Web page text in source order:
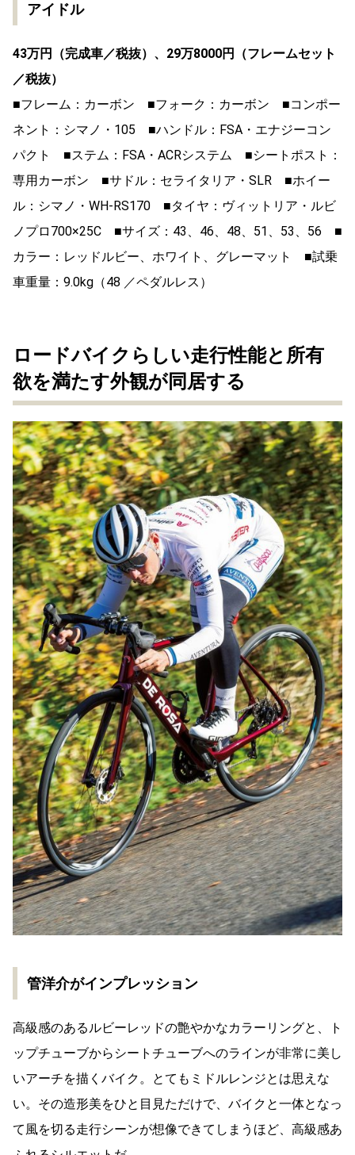
アイドル
43万円（完成車／税抜）、29万8000円（フレームセット
／税抜）
■フレーム：カーボン ■フォーク：カーボン ■コンポー
ネント：シマノ・105 ■ハンドル：FSA・エナジーコン
パクト ■ステム：FSA・ACRシステム ■シートポスト：
専用カーボン ■サドル：セライタリア・SLR ■ホイー
ル：シマノ・WH-RS170 ■タイヤ：ヴィットリア・ルビ
ノプロ700×25C ■サイズ：43、46、48、51、53、56 ■
カラー：レッドルビー、ホワイト、グレーマット ■試乗
車重量：9.0kg（48 ／ペダルレス）
ロードバイクらしい走行性能と所有
欲を満たす外観が同居する
管洋介がインプレッション
高級感のあるルビーレッドの艶やかなカラーリングと、ト
ップチューブからシートチューブへのラインが非常に美し
いアーチを描くバイク。とてもミドルレンジとは思えな
い。その造形美をひと目見ただけで、バイクと一体となっ
て風を切る走行シーンが想像できてしまうほど、高級感あ